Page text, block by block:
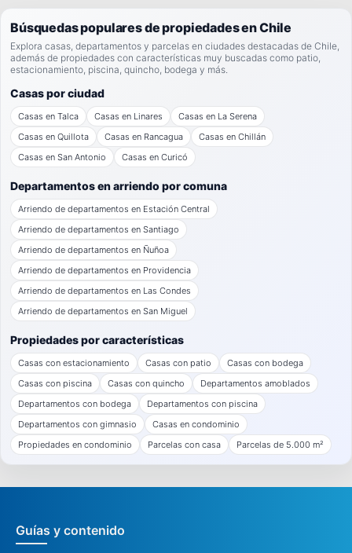
Búsquedas populares de propiedades en Chile
Explora casas, departamentos y parcelas en ciudades destacadas de Chile,
además de propiedades con características muy buscadas como patio,
estacionamiento, piscina, quincho, bodega y más.
Casas por ciudad
Casas en Talca Casas en Linares
Casas en La Serena
Casas en Quillota
Casas en Rancagua
Casas en Chillán
Casas en San Antonio
Casas en Curicó
Departamentos en arriendo por comuna
Arriendo de departamentos en Estación Central
Arriendo de departamentos en Santiago
Arriendo de departamentos en Ñuñoa
Arriendo de departamentos en Providencia
Arriendo de departamentos en Las Condes
Arriendo de departamentos en San Miguel
Propiedades por características
Casas con estacionamiento Casas con patio
Casas con bodega
Casas con piscina
Casas con quincho
Departamentos amoblados
Departamentos con bodega
Departamentos con piscina
Departamentos con gimnasio
Casas en condominio
Propiedades en condominio
Parcelas con casa Parcelas de 5.000 m²
Guías y contenido